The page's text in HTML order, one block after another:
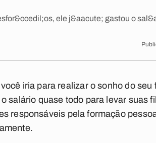
ele j&aacute; gastou o
iria para realizar o sonho do
salário quase todo para levar suas
responsáveis pela formação